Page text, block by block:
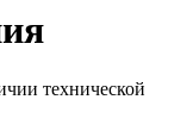
технической